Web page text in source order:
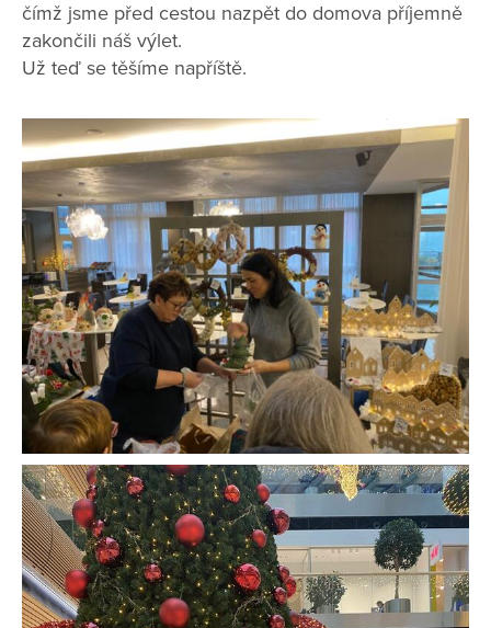
čímž jsme před cestou nazpět do domova příjemně
zakončili náš výlet.
Už teď se těšíme napříště.